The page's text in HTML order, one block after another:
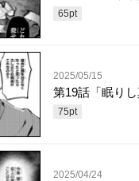
65pt
2025/05/15
第19話「眠り
75pt
2025/04/24